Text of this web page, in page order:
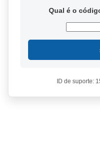
Qual é o
ID de suporte: